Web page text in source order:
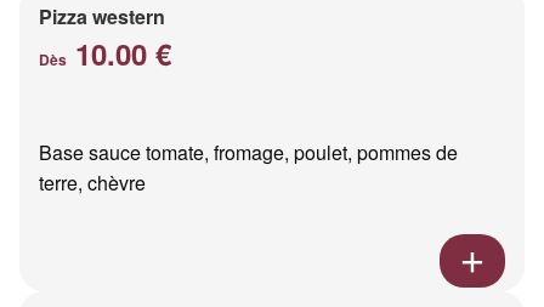
Pizza western
Dès 10.00 €
Base sauce tomate, fromage, poulet, pommes de
terre, chèvre